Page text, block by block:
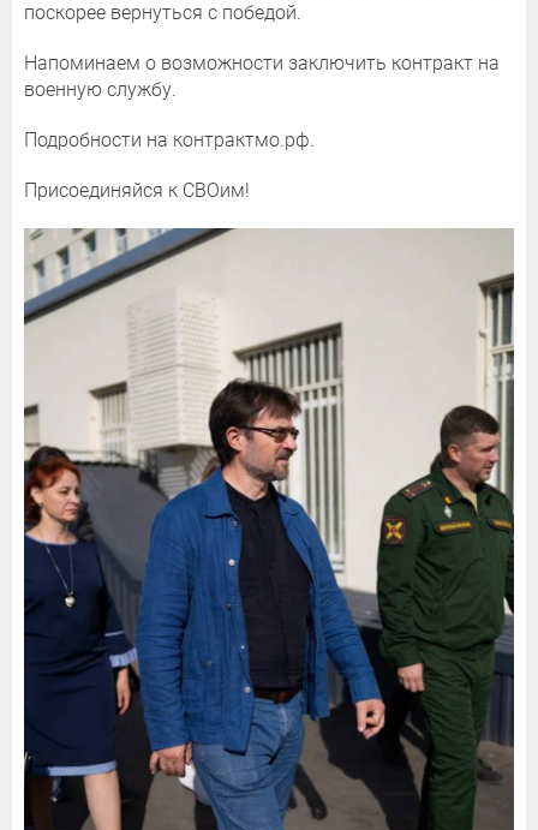
поскорее вернуться с победой.
Напоминаем о возможности заключить контракт на
военную службу.
Подробности на контрактмо.рф.
Присоединяйся к СВОим!